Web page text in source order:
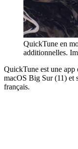
QuickTune en
additionnelles.
QuickTune est une app
macOS Big Sur (11) et
français.